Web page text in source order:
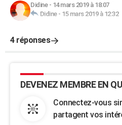
Didine- 14 mars 2019 à 18:07
Didine- 15 mars 2019 à 12:32
4 réponses
DEVENEZ MEMBRE EN
Connectez-vous
partagent vos